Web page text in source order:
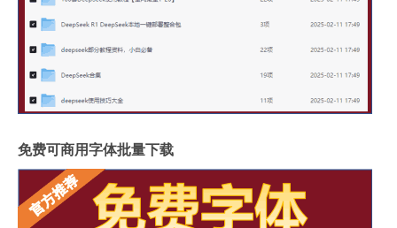
免费可商用字体批量下载